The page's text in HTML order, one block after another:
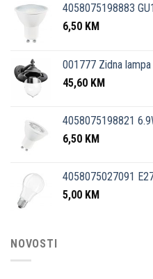
4058075198883
6,50 KM
001777 Zidna lampa
45,60 KM
4058075198821
6,50 KM
4058075027091
5,00 KM
NOVOSTI